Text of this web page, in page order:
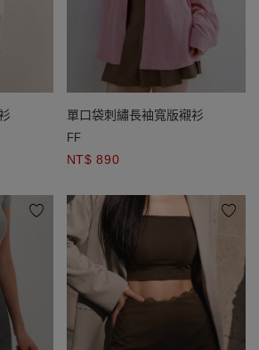
單口袋刺繡長袖寬版襯衫
FF
NT$ 890